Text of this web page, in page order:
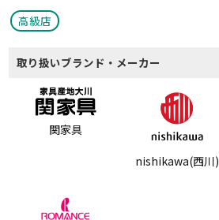
高級店
取り扱いブランド・メーカー
関家具
nishikawa(西川)